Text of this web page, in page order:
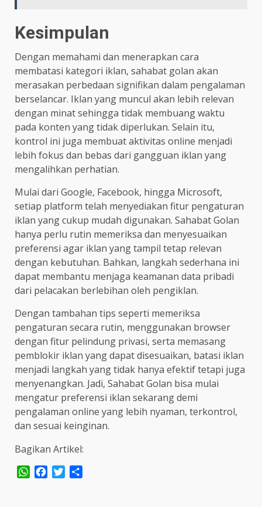
Kesimpulan
Dengan memahami dan menerapkan cara
membatasi kategori iklan, sahabat golan akan
merasakan perbedaan signifikan dalam pengalaman
berselancar. Iklan yang muncul akan lebih relevan
dengan minat sehingga tidak membuang waktu
pada konten yang tidak diperlukan. Selain itu,
kontrol ini juga membuat aktivitas online menjadi
lebih fokus dan bebas dari gangguan iklan yang
mengalihkan perhatian.
Mulai dari Google, Facebook, hingga Microsoft,
setiap platform telah menyediakan fitur pengaturan
iklan yang cukup mudah digunakan. Sahabat Golan
hanya perlu rutin memeriksa dan menyesuaikan
preferensi agar iklan yang tampil tetap relevan
dengan kebutuhan. Bahkan, langkah sederhana ini
dapat membantu menjaga keamanan data pribadi
dari pelacakan berlebihan oleh pengiklan.
Dengan tambahan tips seperti memeriksa
pengaturan secara rutin, menggunakan browser
dengan fitur pelindung privasi, serta memasang
pemblokir iklan yang dapat disesuaikan, batasi iklan
menjadi langkah yang tidak hanya efektif tetapi juga
menyenangkan. Jadi, Sahabat Golan bisa mulai
mengatur preferensi iklan sekarang demi
pengalaman online yang lebih nyaman, terkontrol,
dan sesuai keinginan.
Bagikan Artikel:
WhatsApp
Facebook
Twitter